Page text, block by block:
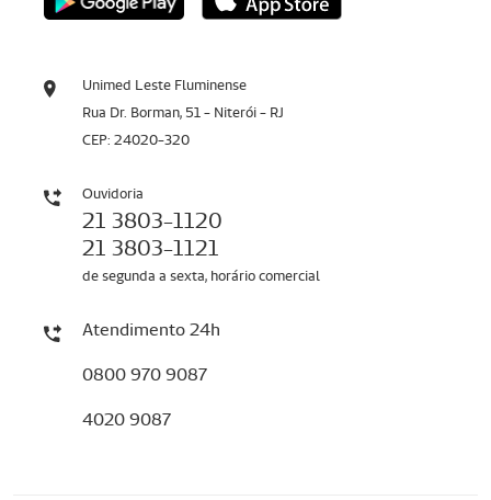
Unimed Leste Fluminense
Rua Dr. Borman, 51 - Niterói - RJ
CEP: 24020-320
Ouvidoria
21 3803-1120
21 3803-1121
de segunda a sexta, horário comercial
Atendimento 24h
0800 970 9087
4020 9087